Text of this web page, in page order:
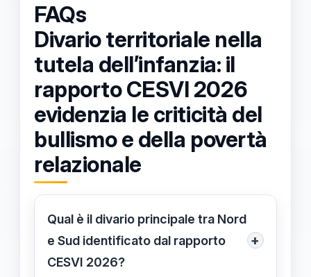
FAQs
Divario territoriale nella
tutela dell’infanzia: il
rapporto CESVI 2026
evidenzia le criticità del
bullismo e della povertà
relazionale
Qual è il divario principale tra Nord
e Sud identificato dal rapporto
CESVI 2026?
+